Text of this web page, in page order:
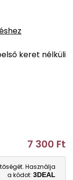
keret nélküli
7 300 Ft
Használja
a kódot: 3DEAL